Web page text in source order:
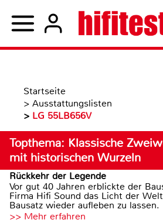
Startseite
> Ausstattungslisten
> LG 55LB656V
Topthema: Klassische
mit historischen Wurzeln
Rückkehr der Legende
Vor gut 40 Jahren erblickte der
Firma Hifi Sound das Licht der
Bausatz wieder aufleben zu lassen.
>> Mehr erfahren